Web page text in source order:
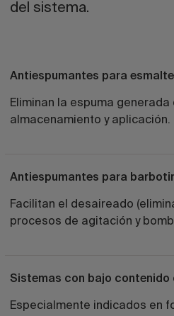
del sistema.
Antiespumantes para
Eliminan la espuma
almacenamiento y aplicación.
Antiespumantes para
Facilitan el desaireado
procesos de agitación y
Sistemas con bajo contenido
Especialmente indicados en